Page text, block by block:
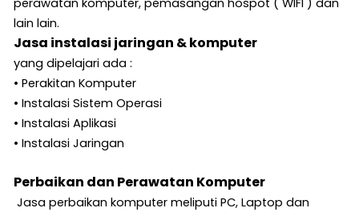
perawatan komputer, pemasangan hospot ( WIFI ) dan
lain lain.
Jasa instalasi jaringan & komputer
yang dipelajari ada :
• Perakitan Komputer
• Instalasi Sistem Operasi
• Instalasi Aplikasi
• Instalasi Jaringan
Perbaikan dan Perawatan Komputer
Jasa perbaikan komputer meliputi PC, Laptop dan